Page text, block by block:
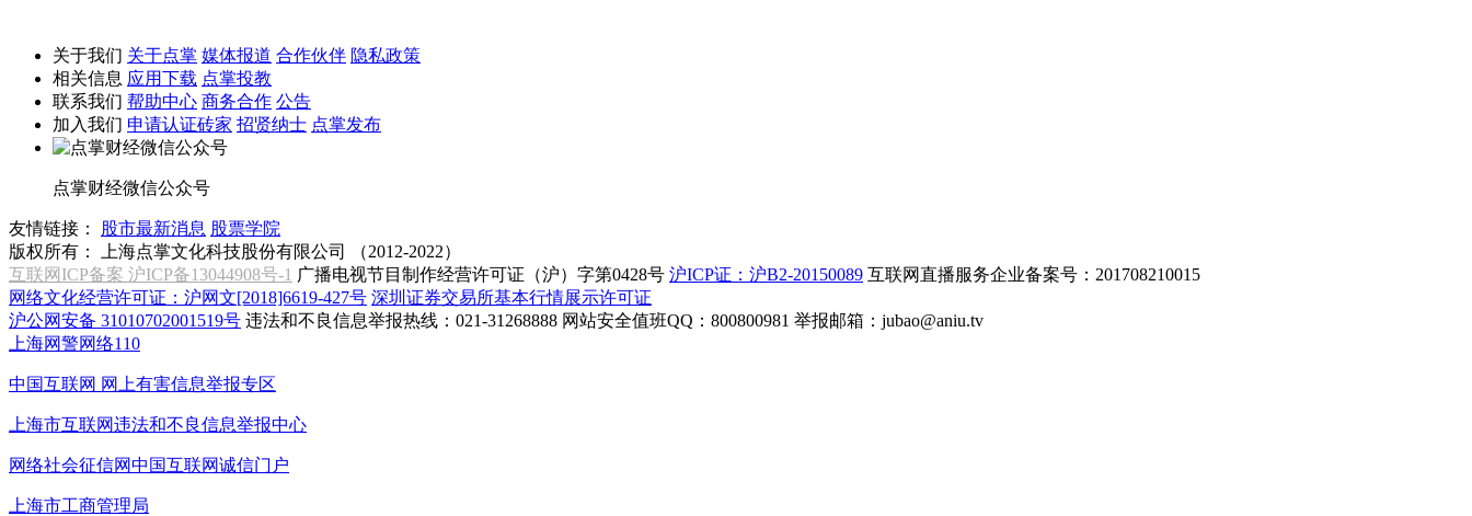
关于我们 关于点掌 媒体报道 合作伙伴 隐私政策
相关信息 应用下载 点掌投教
联系我们 帮助中心 商务合作 公告
加入我们 申请认证砖家 招贤纳士 点掌发布
点掌财经微信公众号
友情链接： 股市最新消息 股票学院
版权所有：
上海点掌文化科技股份有限公司 （2012-2022）
互联网ICP备案 沪ICP备13044908号-1 广播电视节目制作经营许可证（沪）字第0428号 沪ICP证：沪B2-20150089 互联网直播服务企业备案号：201708210015
网络文化经营许可证：沪网文[2018]6619-427号 深圳证券交易所基本行情展示许可证
沪公网安备 31010702001519号 违法和不良信息举报热线：021-31268888 网站安全值班QQ：800800981 举报邮箱： jubao@aniu.tv
上海网警网络110
中国互联网 网上有害信息举报专区
上海市互联网违法和不良信息举报中心
网络社会征信网中国互联网诚信门户
上海市工商管理局